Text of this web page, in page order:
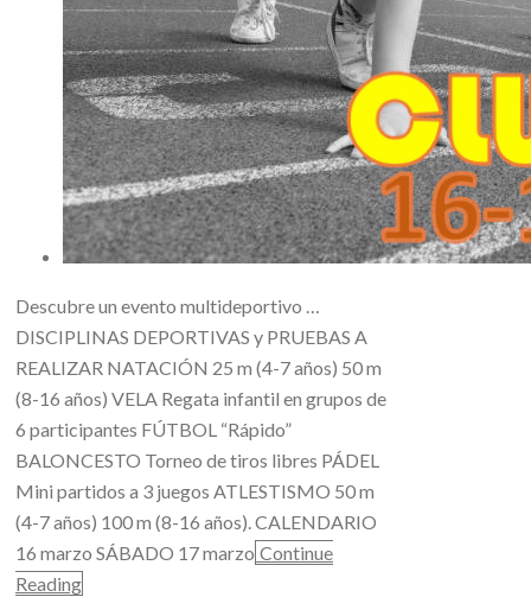
Descubre un evento multideportivo …
DISCIPLINAS DEPORTIVAS y PRUEBAS A
REALIZAR NATACIÓN 25 m (4-7 años) 50 m
(8-16 años) VELA Regata infantil en grupos de
6 participantes FÚTBOL “Rápido”
BALONCESTO Torneo de tiros libres PÁDEL
Mini partidos a 3 juegos ATLESTISMO 50 m
(4-7 años) 100 m (8-16 años). CALENDARIO
16 marzo SÁBADO 17 marzo Continue
Reading